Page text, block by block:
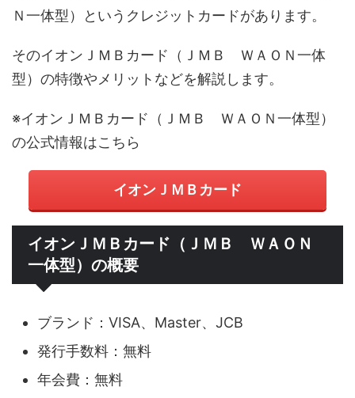
Ｎ一体型）というクレジットカードがあります。
そのイオンＪＭＢカード（ＪＭＢ ＷＡＯＮ一体
型）の特徴やメリットなどを解説します。
※イオンＪＭＢカード（ＪＭＢ ＷＡＯＮ一体型）
の公式情報はこちら
イオンＪＭＢカード
イオンＪＭＢカード（ＪＭＢ ＷＡＯＮ
一体型）の概要
ブランド：VISA、Master、JCB
発行手数料：無料
年会費：無料